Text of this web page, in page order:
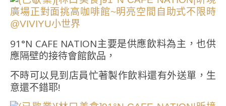
91°N CAFE NATION主要是供應飲料為主，也供
應隔壁的接待會館飲品，
不時可以見到店員忙著製作飲料還有外送單，生
意還不錯耶!